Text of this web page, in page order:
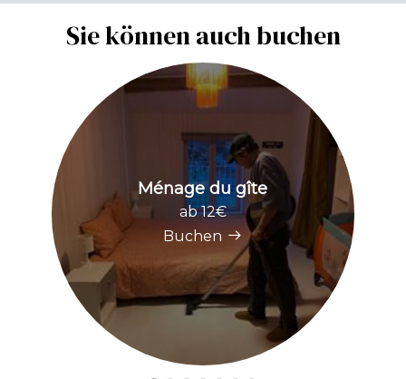
Sie können auch buchen
Ménage du gîte
ab 12€
Buchen